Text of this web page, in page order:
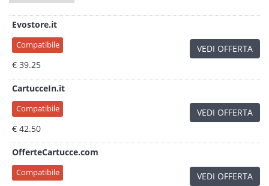
Evostore.it
Compatibile
€ 39.25
VEDI OFFERTA
CartucceIn.it
Compatibile
€ 42.50
VEDI OFFERTA
OfferteCartucce.com
Compatibile VEDI OFFERTA